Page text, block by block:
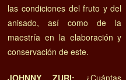
las condiciones del fruto y del
anisado, así como de la
maestría en la elaboración y
conservación de este.
JOHNNY ZURI: ¿Cuántas